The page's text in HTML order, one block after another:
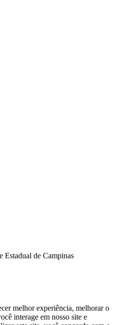
de Campinas
melhor experiência, melhorar o
interage em nosso site e